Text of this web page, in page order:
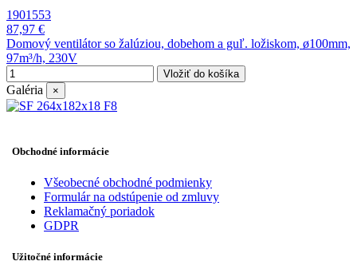
1901553
87,97 €
Domový ventilátor so žalúziou, dobehom a guľ. ložiskom, ø100mm,
97m³/h, 230V
Vložiť do košíka
Galéria ×
Obchodné informácie
Všeobecné obchodné podmienky
Formulár na odstúpenie od zmluvy
Reklamačný poriadok
GDPR
Užitočné informácie